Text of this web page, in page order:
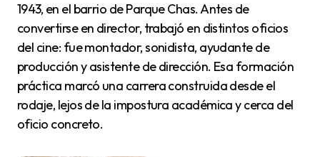
1943, en el barrio de Parque Chas. Antes de
convertirse en director, trabajó en distintos oficios
del cine: fue montador, sonidista, ayudante de
producción y asistente de dirección. Esa formación
práctica marcó una carrera construida desde el
rodaje, lejos de la impostura académica y cerca del
oficio concreto.